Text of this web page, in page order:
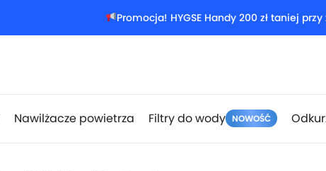
Promocja! HYGSE Handy 200 zł taniej
Nawilżacze powietrza Filtry do wody NOWOŚĆ